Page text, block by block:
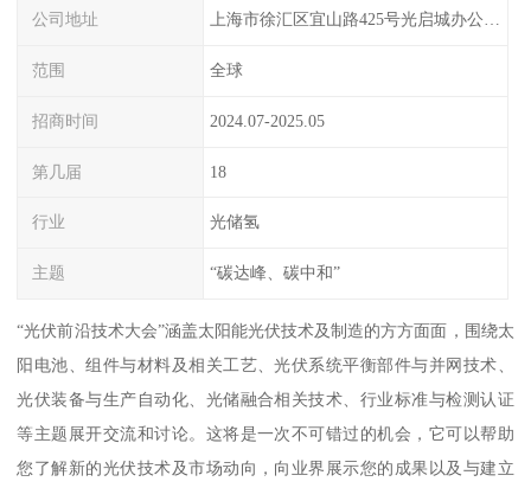
公司地址 上海市徐汇区宜山路425号光启城办公楼905室
范围 全球
招商时间 2024.07-2025.05
第几届 18
行业 光储氢
主题 “碳达峰、碳中和”
“光伏前沿技术大会”涵盖太阳能光伏技术及制造的方方面面，围绕太
阳电池、组件与材料及相关工艺、光伏系统平衡部件与并网技术、
光伏装备与生产自动化、光储融合相关技术、行业标准与检测认证
等主题展开交流和讨论。这将是一次不可错过的机会，它可以帮助
您了解新的光伏技术及市场动向，向业界展示您的成果以及与建立